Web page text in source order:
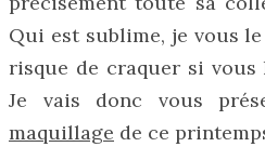
Qui est sublime, je vous
risque de craquer si
Je vais donc vous
maquillage de ce